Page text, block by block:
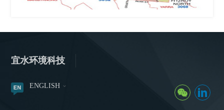
宜水环境科技
ENGLISH